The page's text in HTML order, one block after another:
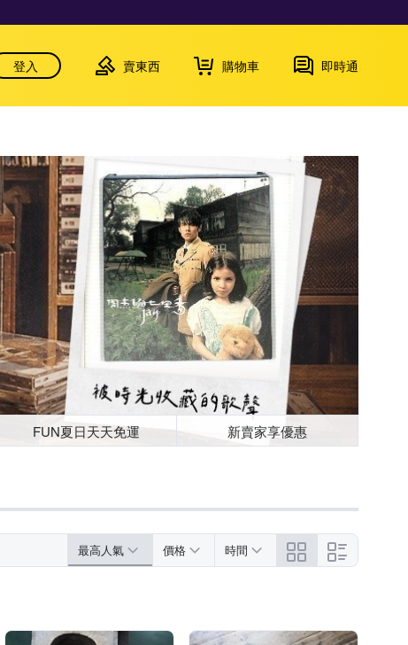
登入 賣東西 購物車 即時通
FUN夏日天天免運 新賣家享優惠
最高人氣 價格 時間